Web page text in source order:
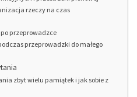
rzeczy na czas
przeprowadzce
przeprowadzki do małego
zbyt wielu pamiątek i jak sobie z